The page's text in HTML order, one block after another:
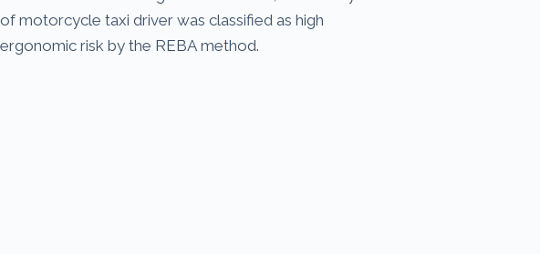
of motorcycle taxi driver was classified as high
ergonomic risk by the REBA method.